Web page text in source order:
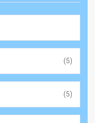
(5)
(5)